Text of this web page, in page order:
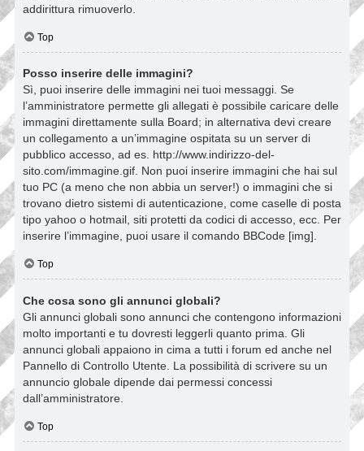
addirittura rimuoverlo.
Top
Posso inserire delle immagini?
Sì, puoi inserire delle immagini nei tuoi messaggi. Se
l’amministratore permette gli allegati è possibile caricare delle
immagini direttamente sulla Board; in alternativa devi creare
un collegamento a un’immagine ospitata su un server di
pubblico accesso, ad es. http://www.indirizzo-del-
sito.com/immagine.gif. Non puoi inserire immagini che hai sul
tuo PC (a meno che non abbia un server!) o immagini che si
trovano dietro sistemi di autenticazione, come caselle di posta
tipo yahoo o hotmail, siti protetti da codici di accesso, ecc. Per
inserire l’immagine, puoi usare il comando BBCode [img].
Top
Che cosa sono gli annunci globali?
Gli annunci globali sono annunci che contengono informazioni
molto importanti e tu dovresti leggerli quanto prima. Gli
annunci globali appaiono in cima a tutti i forum ed anche nel
Pannello di Controllo Utente. La possibilità di scrivere su un
annuncio globale dipende dai permessi concessi
dall’amministratore.
Top